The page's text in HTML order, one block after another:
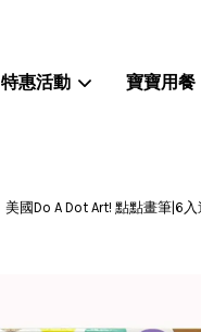
特惠活動 寶寶用餐
美國Do A Dot Art! 點點畫筆|6